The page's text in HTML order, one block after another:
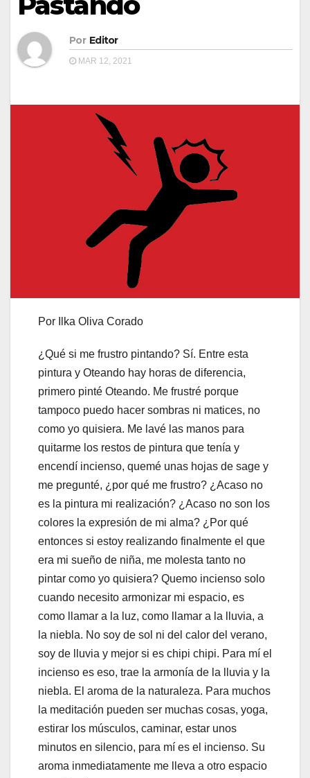
Por Editor
MAR 12, 2021
Por Ilka Oliva Corado
¿Qué si me frustro pintando? Sí. Entre esta
pintura y Oteando hay horas de diferencia,
primero pinté Oteando. Me frustré porque
tampoco puedo hacer sombras ni matices, no
como yo quisiera. Me lavé las manos para
quitarme los restos de pintura que tenía y
encendí incienso, quemé unas hojas de sage y
me pregunté, ¿por qué me frustro? ¿Acaso no
es la pintura mi realización? ¿Acaso no son los
colores la expresión de mi alma? ¿Por qué
entonces si estoy realizando finalmente el que
era mi sueño de niña, me molesta tanto no
pintar como yo quisiera? Quemo incienso solo
cuando necesito armonizar mi espacio, es
como llamar a la luz, como llamar a la lluvia, a
la niebla. No soy de sol ni del calor del verano,
soy de lluvia y mejor si es chipi chipi. Para mí el
incienso es eso, trae la armonía de la lluvia y la
niebla. El aroma de la naturaleza. Para muchos
la meditación pueden ser muchas cosas, yoga,
estirar los músculos, caminar, estar unos
minutos en silencio, para mí es el incienso. Su
aroma inmediatamente me lleva a otro espacio